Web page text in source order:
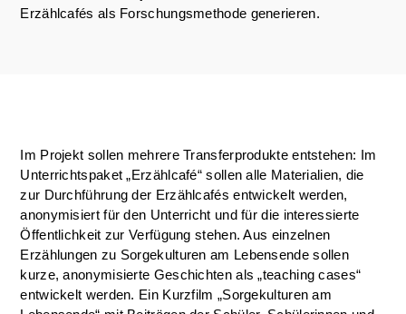
Erzählcafés als Forschungsmethode generieren.
Im Projekt sollen mehrere Transferprodukte entstehen: Im
Unterrichtspaket „Erzählcafé“ sollen alle Materialien, die
zur Durchführung der Erzählcafés entwickelt werden,
anonymisiert für den Unterricht und für die interessierte
Öffentlichkeit zur Verfügung stehen. Aus einzelnen
Erzählungen zu Sorgekulturen am Lebensende sollen
kurze, anonymisierte Geschichten als „teaching cases“
entwickelt werden. Ein Kurzfilm „Sorgekulturen am